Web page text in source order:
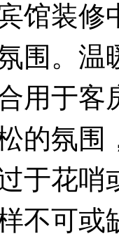
装修
围。温
用于客
的氛
于花哨
可或